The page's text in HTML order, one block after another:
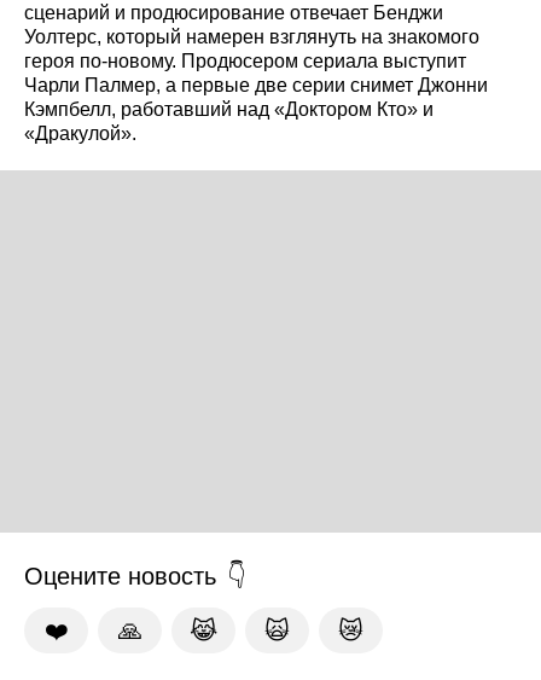
сценарий и продюсирование отвечает Бенджи
Уолтерс, который намерен взглянуть на знакомого
героя по-новому. Продюсером сериала выступит
Чарли Палмер, а первые две серии снимет Джонни
Кэмпбелл, работавший над «Доктором Кто» и
«Дракулой».
Оцените новость
❤️ 🙏 😹 🙀 😿